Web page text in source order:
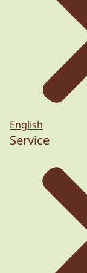
English
Service